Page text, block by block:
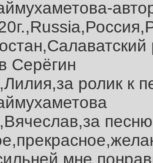
Серёгин
ролик к